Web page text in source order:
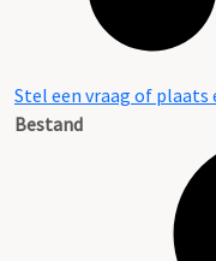
Stel een vraag of
Bestand